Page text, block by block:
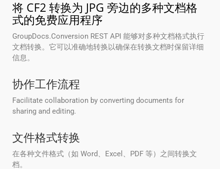
将 CF2 转换为 JPG 旁边的多种文档格
式的免费应用程序
GroupDocs.Conversion REST API 能够对多种文档格式执行
文档转换。它可以准确地转换以确保在转换文档时保留详细
信息。
协作工作流程
Facilitate collaboration by converting documents for
sharing and editing.
文件格式转换
在各种文件格式（如 Word、Excel、PDF 等）之间转换文
档。